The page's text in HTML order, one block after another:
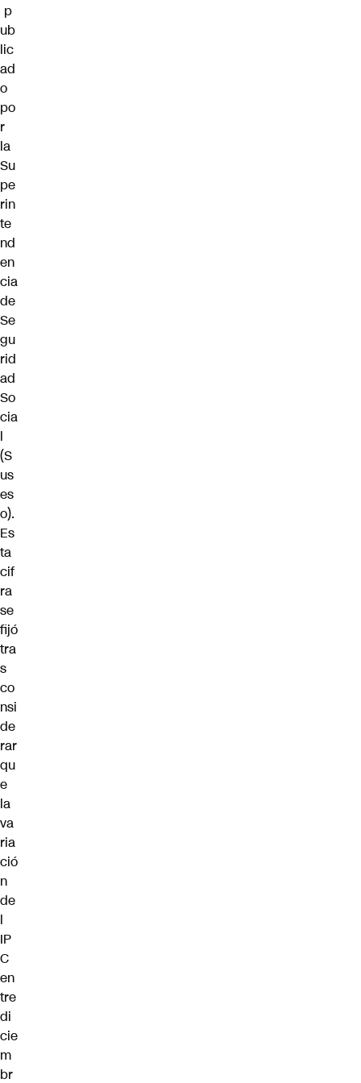
p
ub
lic
ad
o
po
r
la
Su
pe
rin
te
nd
en
cia
de
Se
gu
rid
ad
So
cia
l
(S
us
es
o).
Es
ta
cif
ra
se
fijó
tra
s
co
nsi
de
rar
qu
e
la
va
ria
ció
n
de
l
IP
C
en
tre
di
cie
m
br